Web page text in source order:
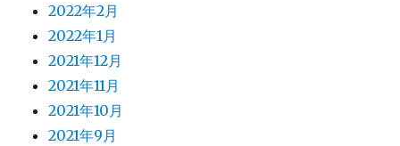
2022年2月
2022年1月
2021年12月
2021年11月
2021年10月
2021年9月